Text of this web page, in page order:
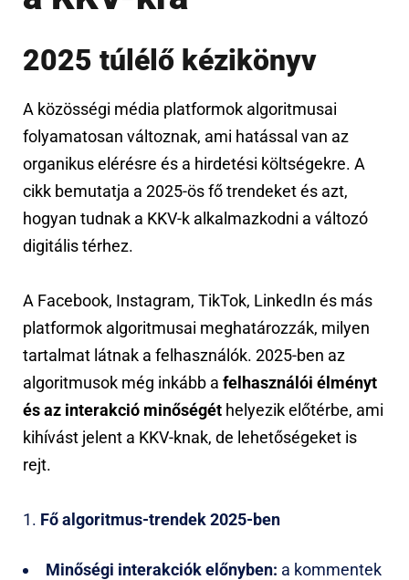
2025 túlélő kézikönyv
A közösségi média platformok algoritmusai
folyamatosan változnak, ami hatással van az
organikus elérésre és a hirdetési költségekre. A
cikk bemutatja a 2025-ös fő trendeket és azt,
hogyan tudnak a KKV-k alkalmazkodni a változó
digitális térhez.
A Facebook, Instagram, TikTok, LinkedIn és más
platformok algoritmusai meghatározzák, milyen
tartalmat látnak a felhasználók. 2025-ben az
algoritmusok még inkább a felhasználói élményt
és az interakció minőségét helyezik előtérbe, ami
kihívást jelent a KKV-knak, de lehetőségeket is
rejt.
Fő algoritmus-trendek 2025-ben
Minőségi interakciók előnyben: a kommentek